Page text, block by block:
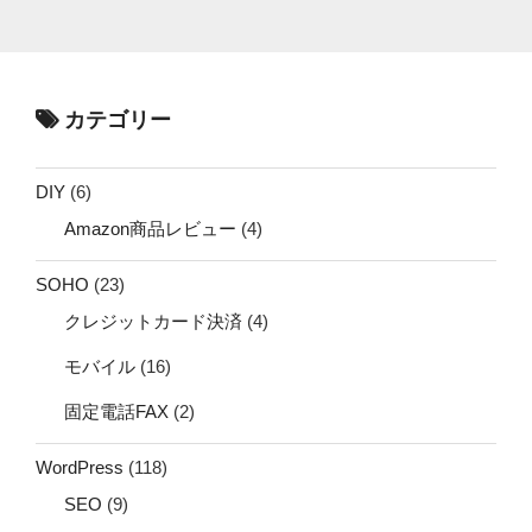
カテゴリー
DIY (6)
Amazon商品レビュー (4)
SOHO (23)
クレジットカード決済 (4)
モバイル (16)
固定電話FAX (2)
WordPress (118)
SEO (9)